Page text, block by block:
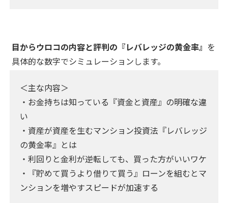
目からウロコの内容と評判の『レバレッジの黄金率』 を
具体的な数字でシミュレーションします。
＜主な内容＞
・お金持ちは知っている『資金と資産』の明確な違
い
・資産が資産を生むマンション投資法『レバレッジ
の黄金率』とは
・利回りと金利が逆転しても、買った方がいいワケ
・『貯めて買うより借りて買う』ローンを組むとマ
ンションを増やすスピードが加速する